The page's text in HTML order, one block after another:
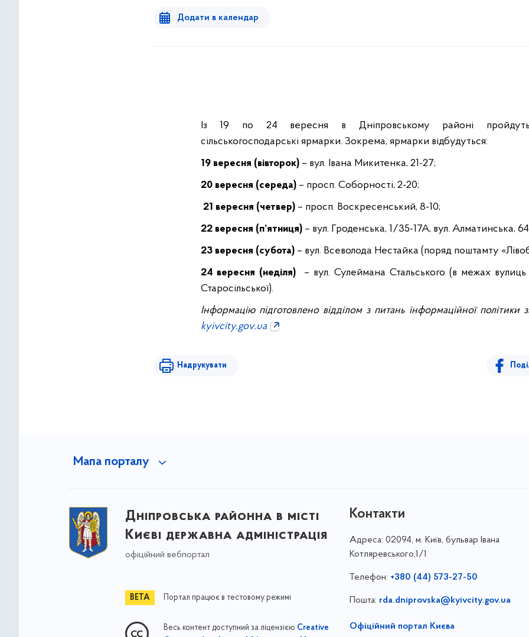
Додати в календар
Із 19 по 24 вересня в Дніпровському районі пройдуть
сільськогосподарські ярмарки. Зокрема, ярмарки відбудуться:
19 вересня (вівторок) – вул. Івана Микитенка, 21-27;
20 вересня (середа) – просп. Соборності, 2-20;
21 вересня (четвер) – просп. Воскресенський, 8-10;
22 вересня (п’ятниця) – вул. Гроденська, 1/35-17А, вул. Алматинська,
23 вересня (субота) – вул. Всеволода Нестайка (поряд поштамту
24 вересня (неділя) – вул. Сулеймана Стальського (в межах
Старосільської).
Інформацію підготовлено відділом з питань інформаційної політики
kyivcity.gov.ua
Надрукувати
Мапа порталу
Дніпровська районна в місті
Києві державна адміністрація
офіційний вебпортал
Портал працює в тестовому режимі
Весь контент доступний за ліцензією Creative
Контакти
Адреса: 02094, м. Київ, бульвар Івана
Котляревського,1/1
Телефон: +380 (44) 573-27-50
Пошта: rda.dniprovska@kyivcity.gov.ua
Офіційний портал Києва